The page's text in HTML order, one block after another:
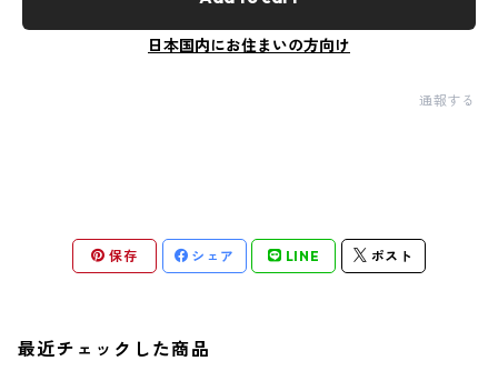
日本国内にお住まいの方向け
通報する
保存 シェア LINE ポスト
最近チェックした商品